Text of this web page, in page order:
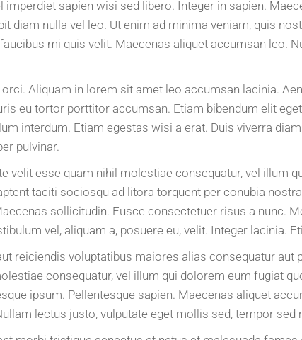
sapien wisi sed libero. Integer in sapien.
diam nulla vel leo. Ut enim ad minima veniam, quis
mi quis velit. Maecenas aliquet accumsan leo.
Aliquam in lorem sit amet leo accumsan lacinia.
eu tortor porttitor accumsan. Etiam bibendum elit
interdum. Etiam egestas wisi a erat. Duis viverra
pulvinar.
velit esse quam nihil molestiae consequatur, vel illum
taciti sociosqu ad litora torquent per conubia
sollicitudin. Fusce consectetuer risus a nunc.
vel, aliquam a, posuere eu, velit. Integer lacinia.
reiciendis voluptatibus maiores alias consequatur
consequatur, vel illum qui dolorem eum fugiat
ipsum. Pellentesque sapien. Maecenas aliquet
lectus justo, vulputate eget mollis sed, tempor sed